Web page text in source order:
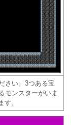
さい。3つある宝
モンスターがいま
。